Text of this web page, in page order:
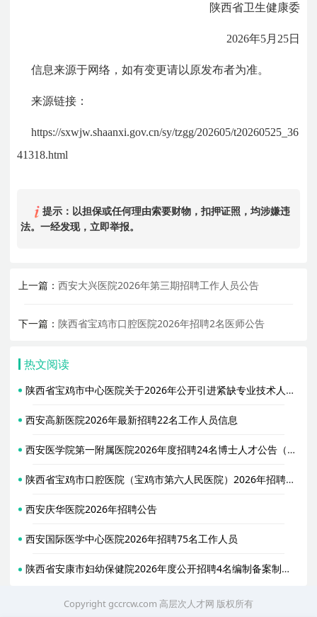
陕西省卫生健康委
2026年5月25日
信息来源于网络，如有变更请以原发布者为准。
来源链接：
https://sxwjw.shaanxi.gov.cn/sy/tzgg/202605/t20260525_36
41318.html
提示：以担保或任何理由索要财物，扣押证照，均涉嫌违
法。一经发现，立即举报。
上一篇：西安大兴医院2026年第三期招聘工作人员公告
下一篇：陕西省宝鸡市口腔医院2026年招聘2名医师公告
热文阅读
陕西省宝鸡市中心医院关于2026年公开引进紧缺专业技术人员的公告
西安高新医院2026年最新招聘22名工作人员信息
西安医学院第一附属医院2026年度招聘24名博士人才公告（第二批）
陕西省宝鸡市口腔医院（宝鸡市第六人民医院）2026年招聘1名皮肤科医师公告
西安庆华医院2026年招聘公告
西安国际医学中心医院2026年招聘75名工作人员
陕西省安康市妇幼保健院2026年度公开招聘4名编制备案制工作人员公告
Copyright gccrcw.com 高层次人才网 版权所有